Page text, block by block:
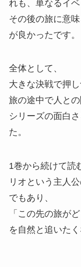
れも、 単なるイベ
その後の旅に意
が良かったです。
全体として、
大きな決戦で押
旅の途中で人と
シリーズの面白
た。
1巻から続けて読
リオという主人
でもあり、
「この先の旅が
を自然と追いたく